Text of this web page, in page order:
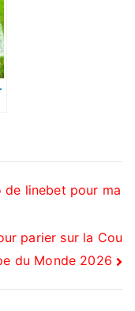
linebet pour ma
parier sur la Cou
du Monde 2026